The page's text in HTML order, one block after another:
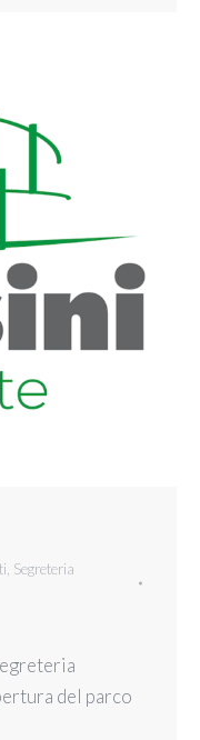
Segreteria
del parco